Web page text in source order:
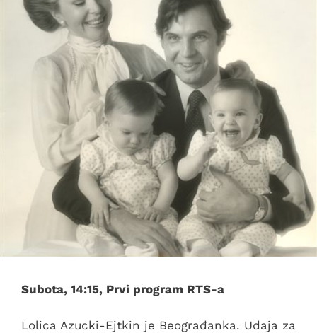
Subota, 14:15, Prvi program RTS-a
Lolica Azucki-Ejtkin je Beograđanka. Udaja za